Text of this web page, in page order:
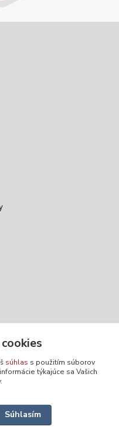
súhlas s použitím súborov
týkajúce sa Vašich
Súhlasím